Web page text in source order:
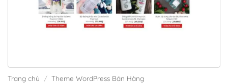
Trang chủ / Theme WordPress Bán Hàng